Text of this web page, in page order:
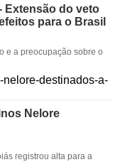
Extensão do veto
para o Brasil
e a preocupação sobre o
Nelore
registrou alta para a